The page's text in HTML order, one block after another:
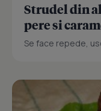
Strudel din
pere si
Se face repede,